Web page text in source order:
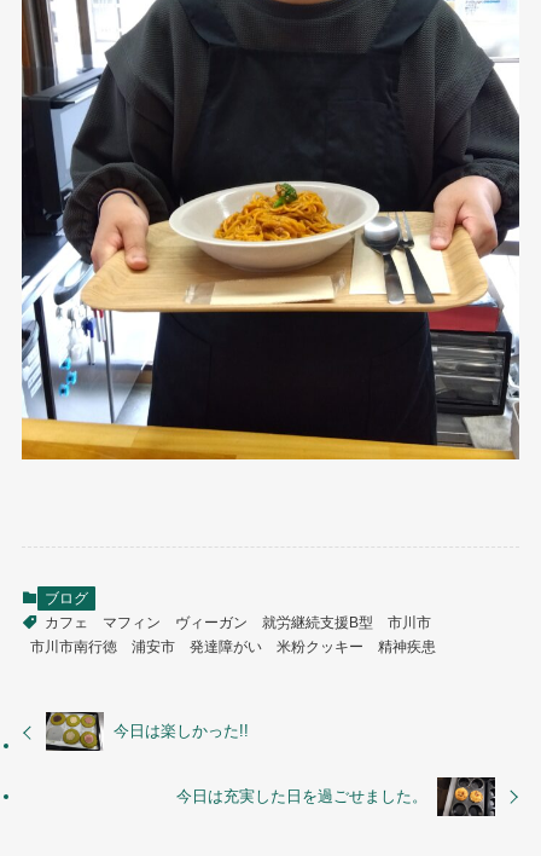
ブログ
カフェ
マフィン ヴィーガン 就労継続支援B型
市川市
市川市南行徳
浦安市 発達障がい 米粉クッキー 精神疾患
今日は楽しかった!!
今日は充実した日を過ごせました。